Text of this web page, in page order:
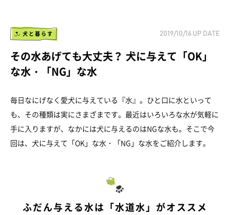
犬と暮らす 2019/10/16 UP DATE
その水あげても大丈夫？ 犬に与えて「OK」
な水・「NG」な水
毎日なにげなく愛犬に与えている『水』。ひと口に水といって
も、その種類は実にさまざまです。最近はいろいろな水が気軽に
手に入りますが、なかには犬に与えるのはNGな水も。そこで今
回は、犬に与えて「OK」な水・「NG」な水をご紹介します。
ふだん与える水は「水道水」がオススメ